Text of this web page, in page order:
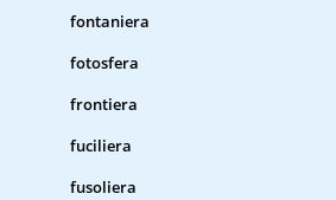
fontaniera
fotosfera
frontiera
fuciliera
fusoliera